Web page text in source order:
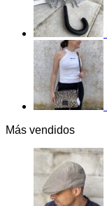
Más vendidos